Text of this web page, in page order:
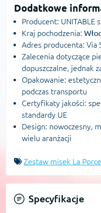
Dodatkowe
Producent: UNITABLE
Kraj pochodzenia:
Adres producenta: Via
Zalecenia dotyczące
dopuszczalne, jednak
Opakowanie:
podczas transportu
Certyfikaty jakości:
standardy UE
Design: nowoczesny,
wielu aranżacji
Zestaw misek La
Specyfikacje